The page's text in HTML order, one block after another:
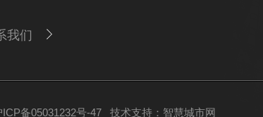
我们
备05031232号-47 技术支持： 智慧城市网